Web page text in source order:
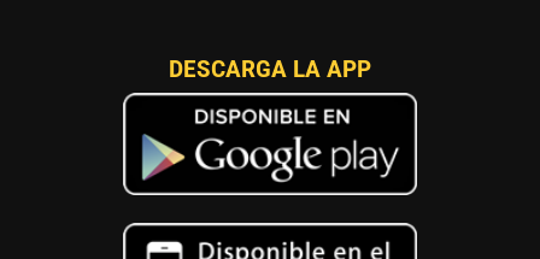
DESCARGA LA APP